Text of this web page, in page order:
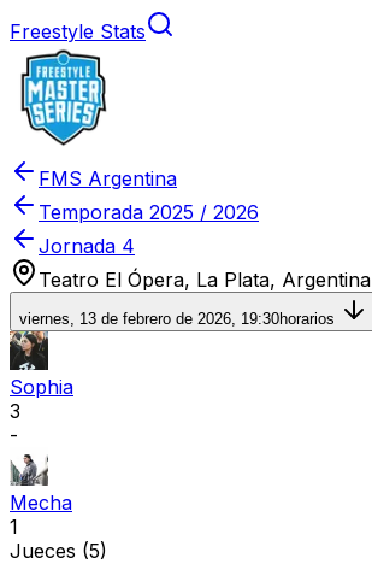
Freestyle Stats
FMS Argentina
Temporada 2025 / 2026
Jornada 4
Teatro El Ópera, La Plata, Argentina
viernes, 13 de febrero de 2026, 19:30horarios
Sophia
3
-
Mecha
1
Jueces (5)